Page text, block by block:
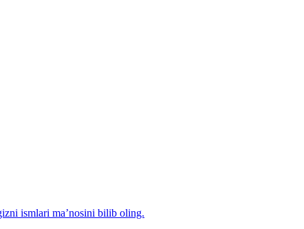
ismlari ma’nosini bilib oling.